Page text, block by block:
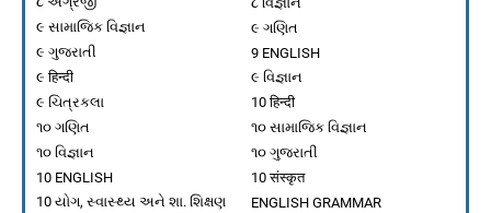
BHATT ALPESH Oct 11 2024
રાસાયણિક સમીકરણોને સમતોલિત કરો
BHATT ALPESH
Build an Atom ચાલો પરમાણું બનાવીએ
BHATT ALPESH
Build a Molecule: Oxygen, Water, , Hydrogen, Carbon
BHATT ALPESH
How to join TEACHERS TRAINING with SWIFT
૯ સામાજિક વિજ્ઞાન
૯ ગણિત
૯ ગુજરાતી
9 ENGLISH
૯ हिन्दी
૯ વિજ્ઞાન
૯ ચિત્રકલા
10 हिन्दी
૧૦ ગણિત
૧૦ સામાજિક વિજ્ઞાન
૧૦ વિજ્ઞાન
૧૦ ગુજરાતી
10 ENGLISH
10 संस्कृत
10 યોગ, સ્વાસ્થ્ય અને શા. શિક્ષણ
ENGLISH GRAMMAR